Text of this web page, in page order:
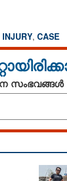
INJURY, CASE